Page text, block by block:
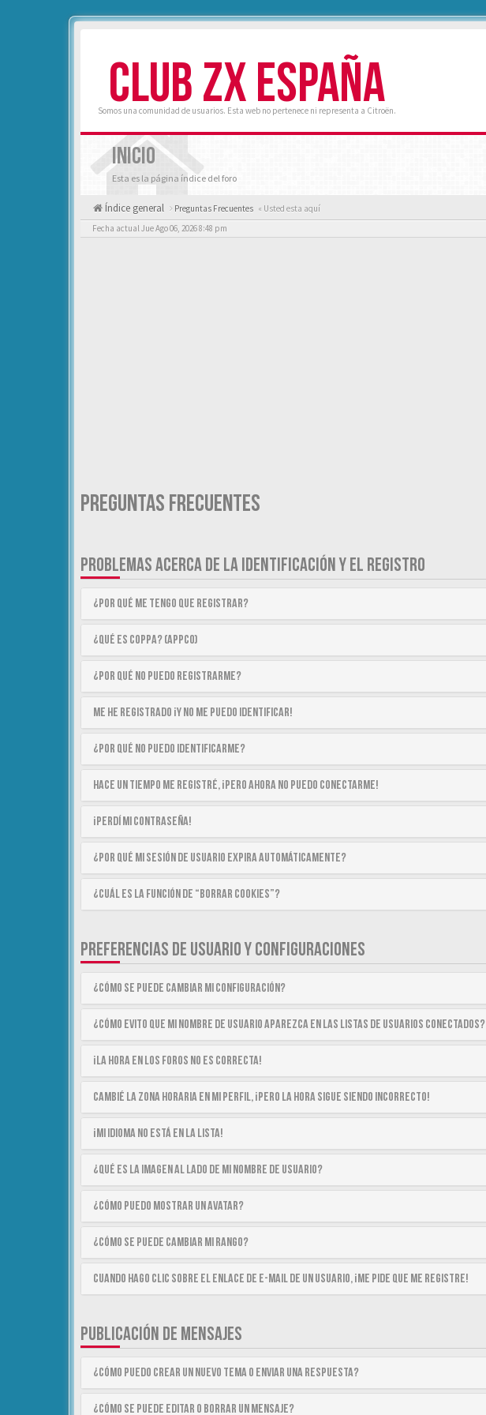
CLUB ZX ESPAÑA
Somos una comunidad de usuarios. Esta web no pertenece ni representa a Citroën.
INICIO
Esta es la página índice del foro
Índice general Preguntas Frecuentes « Usted esta aquí
Fecha actual Jue Ago 06, 2026 8:48 pm
Preguntas Frecuentes
PROBLEMAS ACERCA DE LA IDENTIFICACIÓN Y EL REGISTRO
¿Por qué me tengo que registrar?
¿Qué es COPPA? (APPCO)
¿Por qué no puedo registrarme?
Me he registrado ¡y no me puedo identificar!
¿Por qué no puedo identificarme?
Hace un tiempo me registré, ¡pero ahora no puedo conectarme!
¡Perdí mi contraseña!
¿Por qué mi sesión de usuario expira automáticamente?
¿Cuál es la función de “Borrar cookies”?
PREFERENCIAS DE USUARIO Y CONFIGURACIONES
¿Cómo se puede cambiar mi configuración?
¿Cómo evito que mi nombre de usuario aparezca en las listas de usuarios conectados?
¡La hora en los foros no es correcta!
Cambié la zona horaria en mi perfil, ¡pero la hora sigue siendo incorrecto!
¡Mi idioma no está en la lista!
¿Qué es la imagen al lado de mi nombre de usuario?
¿Cómo puedo mostrar un avatar?
¿Cómo se puede cambiar mi rango?
Cuando hago clic sobre el enlace de e-mail de un usuario, ¡me pide que me registre!
PUBLICACIÓN DE MENSAJES
¿Cómo puedo crear un nuevo tema o enviar una respuesta?
¿Cómo se puede editar o borrar un mensaje?